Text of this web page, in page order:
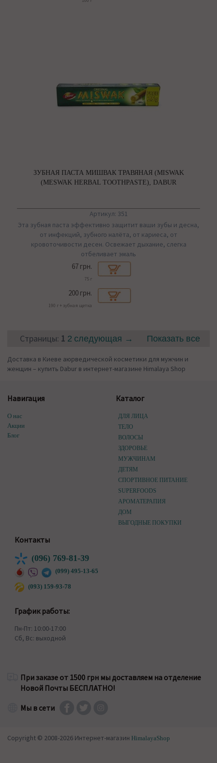
ЗУБНАЯ ПАСТА МИШВАК ТРАВЯНАЯ (MISWAK
(MESWAK HERBAL TOOTHPASTE), DABUR
Артикул: 351
Эта зубная паста эффективно защитит ваши зубы и десна,
от инфекций, зубного налёта, от кариеса, от
кровоточивости десен. Освежает дыхание, слегка
отбеливает эмаль
67 грн.
75 г
200 грн.
190 г + зубная щетка
Страницы: 1 2 следующая → Показать все
Доставка в Киеве аюрведической косметики для мужчин и
женщин – купить Dabur в интернет-магазине Himalaya Shop
Навигация
О нас
Акции
Блог
Каталог
ДЛЯ ЛИЦА
ТЕЛО
ВОЛОСЫ
ЗДОРОВЬЕ
МУЖЧИНАМ
ДЕТЯМ
СПОРТИВНОЕ ПИТАНИЕ
SUPERFOODS
АРОМАТЕРАПИЯ
ДОМ
ВЫГОДНЫЕ ПОКУПКИ
Контакты
(096) 769-81-39
(099) 495-13-65
(093) 159-93-78
График работы:
Пн-Пт: 10:00-17:00
Сб, Вс: выходной
При заказе от 1500 грн мы доставляем на отделение
Новой Почты БЕСПЛАТНО!
Мы в сети
Copyright © 2008-2026 Интернет-магазин HimalayaShop